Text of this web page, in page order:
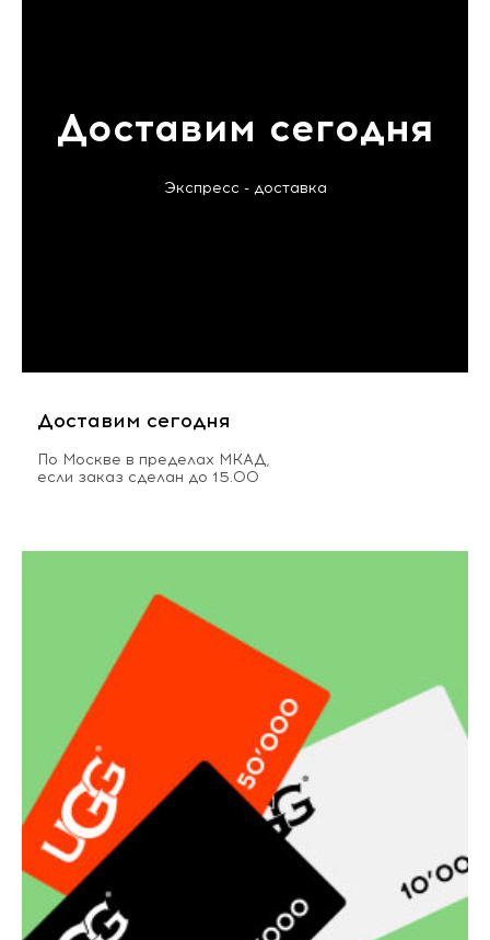
Доставим сегодня
Экспресс - доставка
Доставим сегодня
По Москве в пределах МКАД,
если заказ сделан до 15.00